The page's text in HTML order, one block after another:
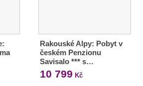
Rakouské Alpy: Pobyt v
českém Penzionu
Savisalo *** s…
10 799 Kč